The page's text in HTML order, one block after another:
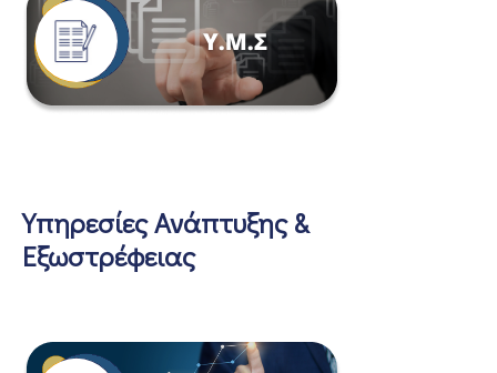
Υπηρεσίες Ανάπτυξης &
Εξωστρέφειας